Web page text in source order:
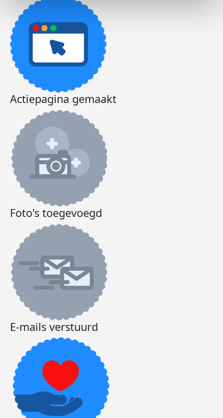
Actiepagina gemaakt
Foto's toegevoegd
E-mails verstuurd